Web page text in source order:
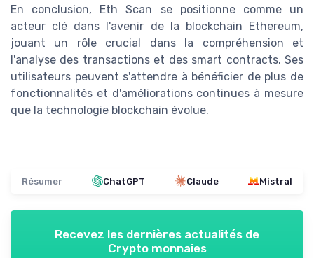
En conclusion, Eth Scan se positionne comme un
acteur clé dans l'avenir de la blockchain Ethereum,
jouant un rôle crucial dans la compréhension et
l'analyse des transactions et des smart contracts. Ses
utilisateurs peuvent s'attendre à bénéficier de plus de
fonctionnalités et d'améliorations continues à mesure
que la technologie blockchain évolue.
Résumer ChatGPT Claude Mistral
Recevez les dernières actualités de
Crypto monnaies